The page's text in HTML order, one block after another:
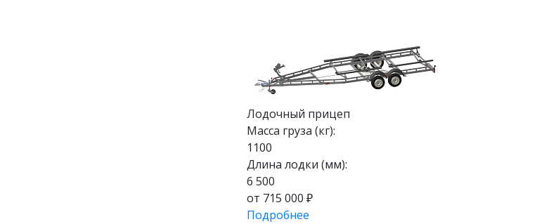
Лодочный прицеп
Масса груза (кг):
1100
Длина лодки (мм):
6 500
от 715 000 ₽
Подробнее